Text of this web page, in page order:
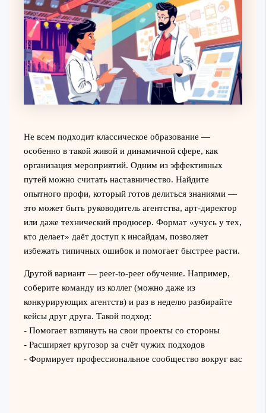
Не всем подходит классическое образование —
особенно в такой живой и динамичной сфере, как
организация мероприятий. Одним из эффективных
путей можно считать наставничество. Найдите
опытного профи, который готов делиться знаниями —
это может быть руководитель агентства, арт-директор
или даже технический продюсер. Формат «учусь у тех,
кто делает» даёт доступ к инсайдам, позволяет
избежать типичных ошибок и помогает быстрее расти.
Другой вариант — peer-to-peer обучение. Например,
соберите команду из коллег (можно даже из
конкурирующих агентств) и раз в неделю разбирайте
кейсы друг друга. Такой подход:
- Помогает взглянуть на свои проекты со стороны
- Расширяет кругозор за счёт чужих подходов
- Формирует профессиональное сообщество вокруг вас